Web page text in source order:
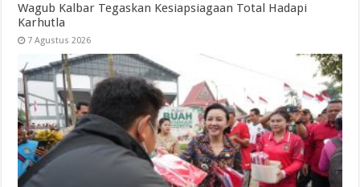
Wagub Kalbar Tegaskan Kesiapsiagaan Total Hadapi
Karhutla
7 Agustus 2026